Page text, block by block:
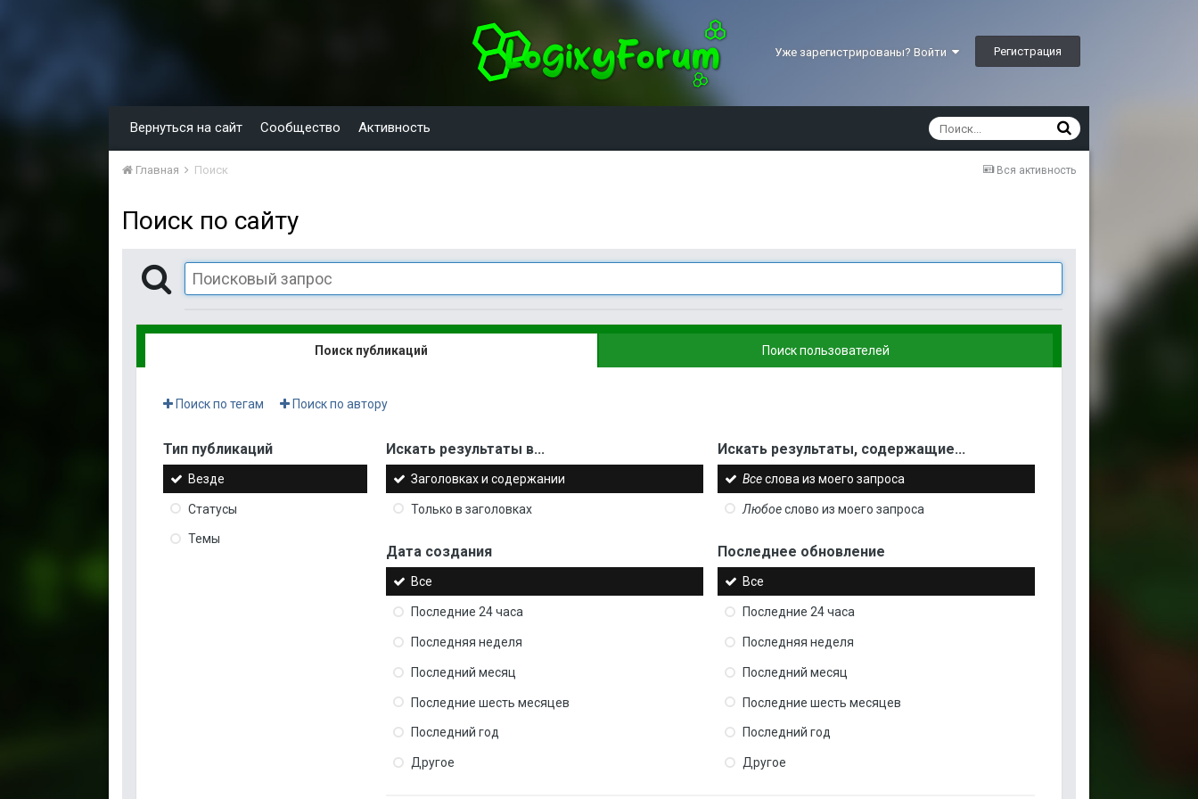
Уже зарегистрированы? Войти Регистрация
Вернуться на сайт Сообщество Активность
Вся активность
Главная Поиск
Поиск по сайту
Поиск публикаций Поиск пользователей
Поиск по тегам Поиск по автору
Тип публикаций
Везде
Статусы
Темы
Искать результаты в...
Заголовках и содержании
Только в заголовках
Искать результаты, содержащие...
Всеслова из моего запроса
Любоеслово из моего запроса
Дата создания
Все
Последние 24 часа
Последняя неделя
Последний месяц
Последние шесть месяцев
Последний год
Другое
Последнее обновление
Все
Последние 24 часа
Последняя неделя
Последний месяц
Последние шесть месяцев
Последний год
Другое